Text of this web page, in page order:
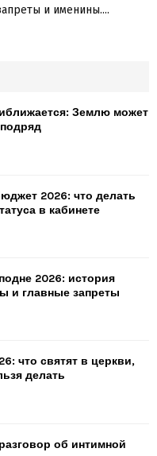
и именины....
Землю может
2026: что делать
в кабинете
2026: история
и главные запреты
что святят в церкви,
делать
об интимной